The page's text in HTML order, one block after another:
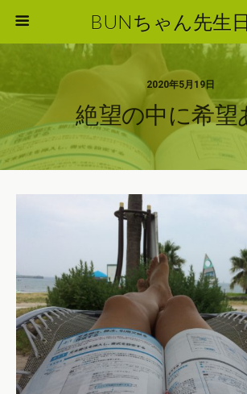
BUNちゃん先生
2020年5月19日
絶望の中に希望